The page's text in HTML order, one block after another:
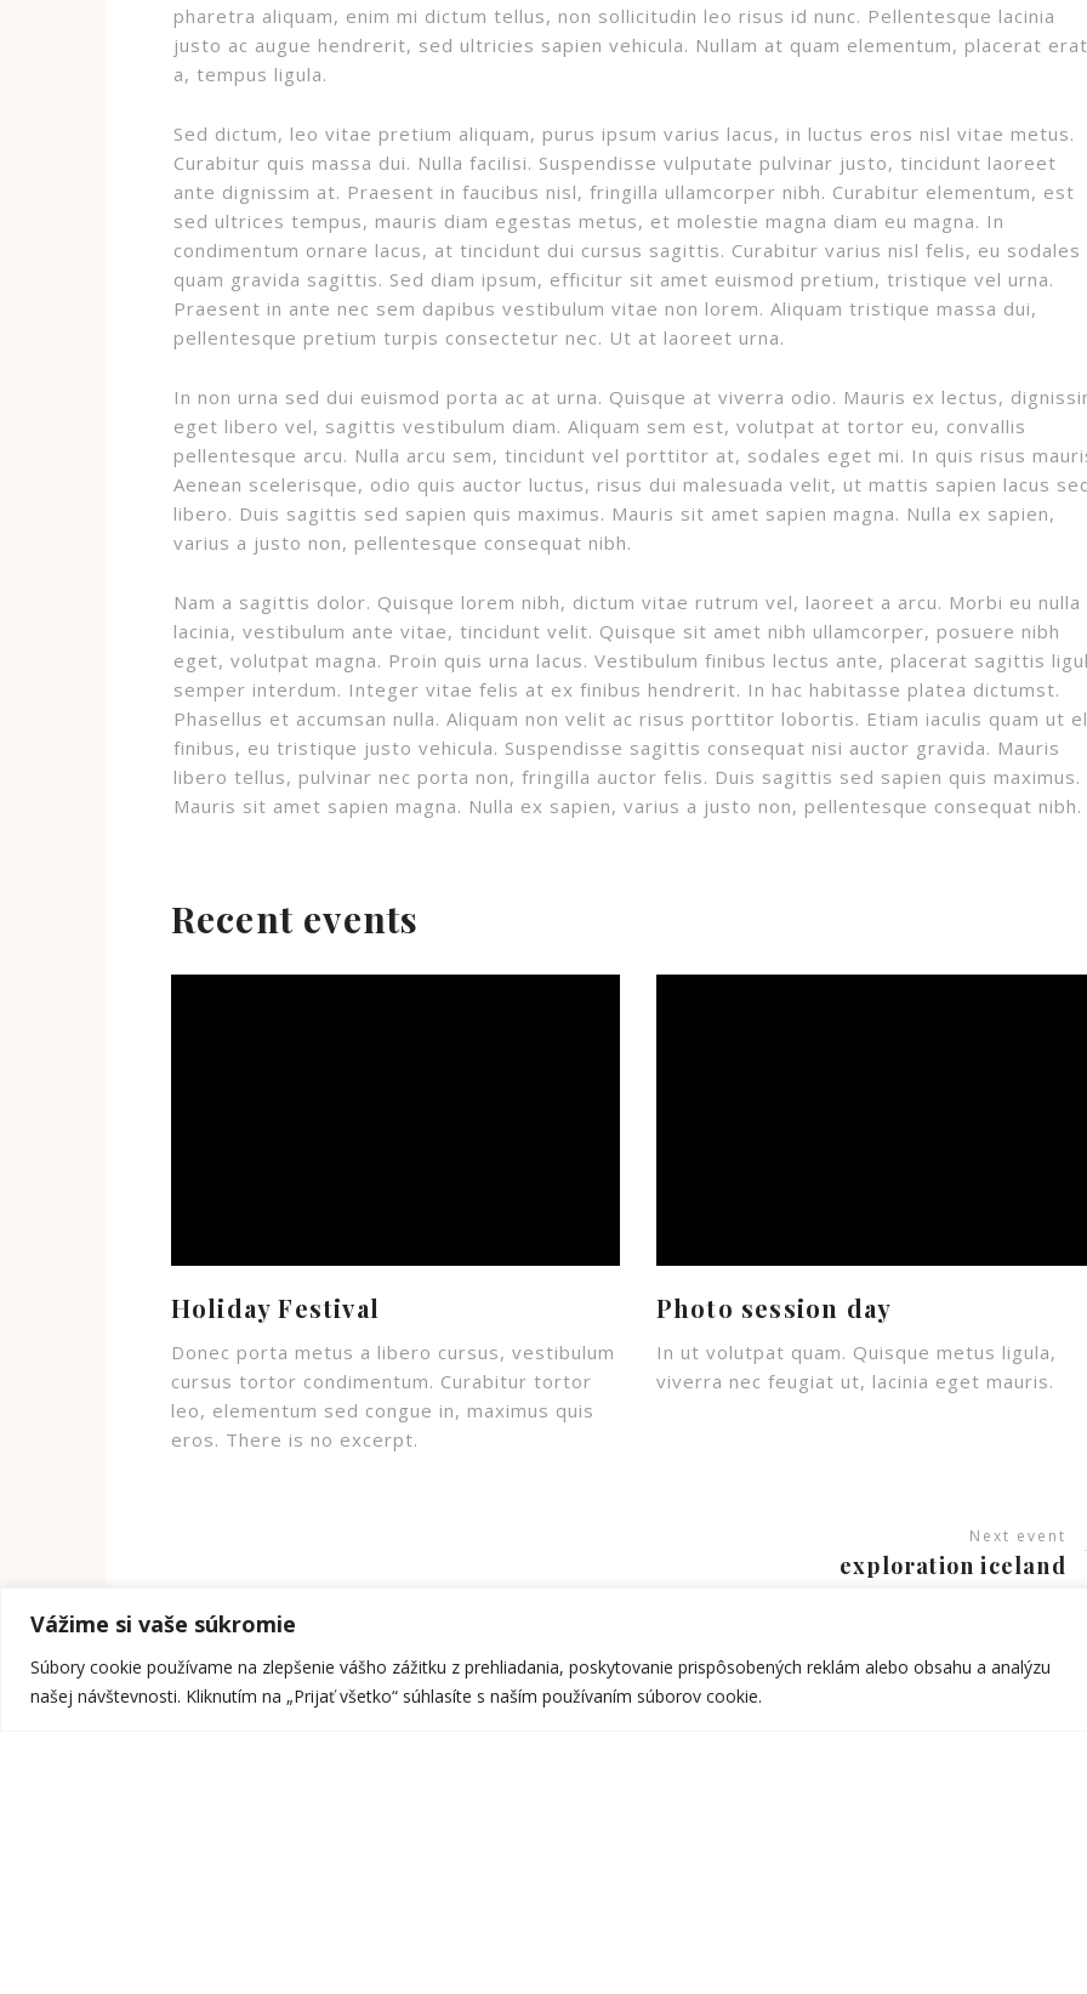
Vážime si vaše súkromie
Súbory cookie používame na zlepšenie vášho zážitku z prehliadania, poskytovanie prispôsobených reklám alebo obsahu a analýzu
našej návštevnosti. Kliknutím na „Prijať všetko“ súhlasíte s naším používaním súborov cookie.
pharetra aliquam, enim mi dictum tellus, non sollicitudin leo risus id nunc. Pellentesque lacinia
justo ac augue hendrerit, sed ultricies sapien vehicula. Nullam at quam elementum, placerat erat
a, tempus ligula.
Sed dictum, leo vitae pretium aliquam, purus ipsum varius lacus, in luctus eros nisl vitae metus.
Curabitur quis massa dui. Nulla facilisi. Suspendisse vulputate pulvinar justo, tincidunt laoreet
ante dignissim at. Praesent in faucibus nisl, fringilla ullamcorper nibh. Curabitur elementum, est
sed ultrices tempus, mauris diam egestas metus, et molestie magna diam eu magna. In
condimentum ornare lacus, at tincidunt dui cursus sagittis. Curabitur varius nisl felis, eu sodales
quam gravida sagittis. Sed diam ipsum, efficitur sit amet euismod pretium, tristique vel urna.
Praesent in ante nec sem dapibus vestibulum vitae non lorem. Aliquam tristique massa dui,
pellentesque pretium turpis consectetur nec. Ut at laoreet urna.
In non urna sed dui euismod porta ac at urna. Quisque at viverra odio. Mauris ex lectus,
eget libero vel, sagittis vestibulum diam. Aliquam sem est, volutpat at tortor eu, convallis
pellentesque arcu. Nulla arcu sem, tincidunt vel porttitor at, sodales eget mi. In quis risus
Aenean scelerisque, odio quis auctor luctus, risus dui malesuada velit, ut mattis sapien lacus
libero. Duis sagittis sed sapien quis maximus. Mauris sit amet sapien magna. Nulla ex sapien,
varius a justo non, pellentesque consequat nibh.
Nam a sagittis dolor. Quisque lorem nibh, dictum vitae rutrum vel, laoreet a arcu. Morbi eu nulla
lacinia, vestibulum ante vitae, tincidunt velit. Quisque sit amet nibh ullamcorper, posuere nibh
eget, volutpat magna. Proin quis urna lacus. Vestibulum finibus lectus ante, placerat sagittis
semper interdum. Integer vitae felis at ex finibus hendrerit. In hac habitasse platea dictumst.
Phasellus et accumsan nulla. Aliquam non velit ac risus porttitor lobortis. Etiam iaculis quam ut
finibus, eu tristique justo vehicula. Suspendisse sagittis consequat nisi auctor gravida. Mauris
libero tellus, pulvinar nec porta non, fringilla auctor felis. Duis sagittis sed sapien quis maximus.
Mauris sit amet sapien magna. Nulla ex sapien, varius a justo non, pellentesque consequat nibh.
Recent events
Holiday Festival
Donec porta metus a libero cursus, vestibulum
cursus tortor condimentum. Curabitur tortor
leo, elementum sed congue in, maximus quis
eros. There is no excerpt.
Photo session day
In ut volutpat quam. Quisque metus ligula,
viverra nec feugiat ut, lacinia eget mauris.
Next event
exploration iceland